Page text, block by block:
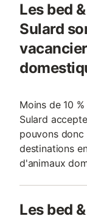
Les bed
Sulard
Moins de 10
Sulard
pouvons donc
destinations
d'animaux
Les bed